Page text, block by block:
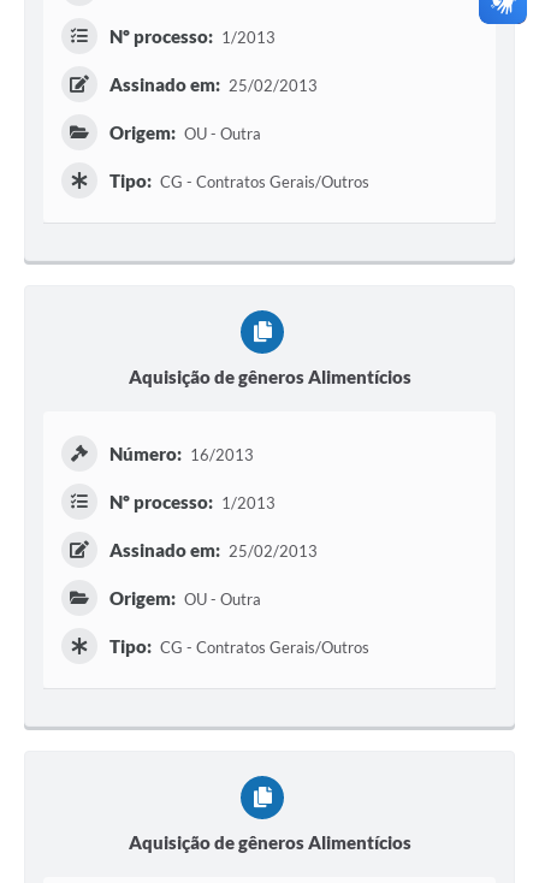
Nº processo: 1/2013
Assinado em: 25/02/2013
Origem: OU - Outra
Tipo: CG - Contratos Gerais/Outros
Aquisição de gêneros Alimentícios
Número: 16/2013
Nº processo: 1/2013
Assinado em: 25/02/2013
Origem: OU - Outra
Tipo: CG - Contratos Gerais/Outros
Aquisição de gêneros Alimentícios